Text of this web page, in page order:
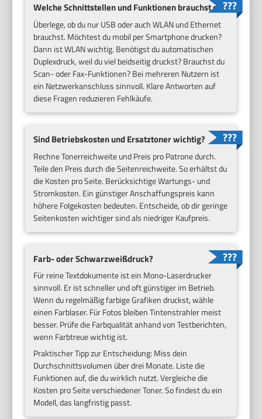
WelcheSchnittstellenund Funktionen brauchst du?
Überlege, ob du nur USB oder auch WLAN und Ethernet
brauchst. Möchtest du mobil per Smartphone drucken?
Dann ist WLAN wichtig. Benötigst du automatischen
Duplexdruck, weil du viel beidseitig druckst? Brauchst du
Scan- oder Fax-Funktionen? Bei mehreren Nutzern ist
ein Netzwerkanschluss sinnvoll. Klare Antworten auf
diese Fragen reduzieren Fehlkäufe.
SindBetriebskostenund Ersatztoner wichtig?
Rechne Tonerreichweite und Preis pro Patrone durch.
Teile den Preis durch die Seitenreichweite. So erhältst du
die Kosten pro Seite. Berücksichtige Wartungs- und
Stromkosten. Ein günstiger Anschaffungspreis kann
höhere Folgekosten bedeuten. Entscheide, ob dir geringe
Seitenkosten wichtiger sind als niedriger Kaufpreis.
Farb- oder Schwarzweißdruck?
Für reine Textdokumente ist ein Mono-Laserdrucker
sinnvoll. Er ist schneller und oft günstiger im Betrieb.
Wenn du regelmäßig farbige Grafiken druckst, wähle
einen Farblaser. Für Fotos bleiben Tintenstrahler meist
besser. Prüfe die Farbqualität anhand von Testberichten,
wenn Farbtreue wichtig ist.
Praktischer Tipp zur Entscheidung: Miss dein
Durchschnittsvolumen über drei Monate. Liste die
Funktionen auf, die du wirklich nutzt. Vergleiche die
Kosten pro Seite verschiedener Toner. So findest du ein
Modell, das langfristig passt.